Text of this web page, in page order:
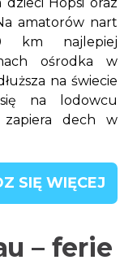
amatorów nart
km najlepiej
ośrodka w
na świecie
na lodowcu
zapiera dech w
SIĘ WIĘCEJ
– ferie